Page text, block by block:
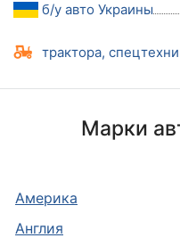
б/у авто Украины
трактора,
Марки
Америка
Англия